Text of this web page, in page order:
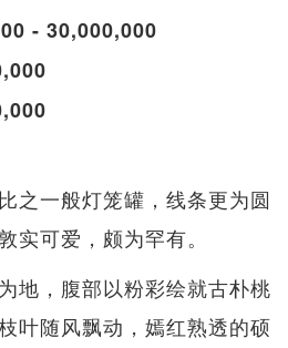
- 30,000,000
之一般灯笼罐，线条更为圆
实可爱，颇为罕有。
地，腹部以粉彩绘就古朴桃
叶随风飘动，嫣红熟透的硕